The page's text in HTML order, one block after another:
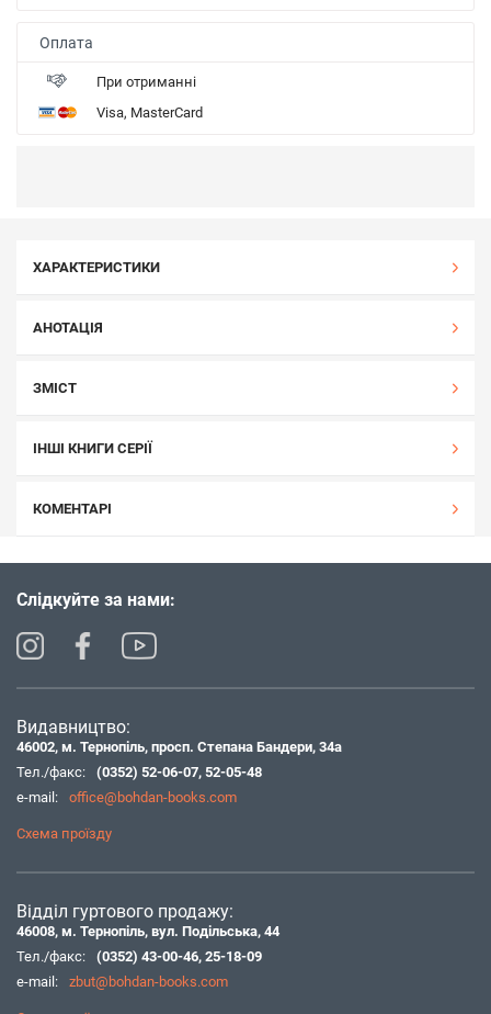
Оплата
При отриманні
Visa, MasterCard
ХАРАКТЕРИСТИКИ
АНОТАЦІЯ
ЗМІСТ
ІНШІ КНИГИ СЕРІЇ
КОМЕНТАРІ
Слідкуйте за нами:
Видавництво:
46002, м. Тернопіль, просп. Степана Бандери, 34а
Тел./факс:
(0352) 52-06-07, 52-05-48
e-mail:
office@bohdan-books.com
Схема проїзду
Відділ гуртового продажу:
46008, м. Тернопіль, вул. Подільська, 44
Тел./факс:
(0352) 43-00-46, 25-18-09
e-mail:
zbut@bohdan-books.com